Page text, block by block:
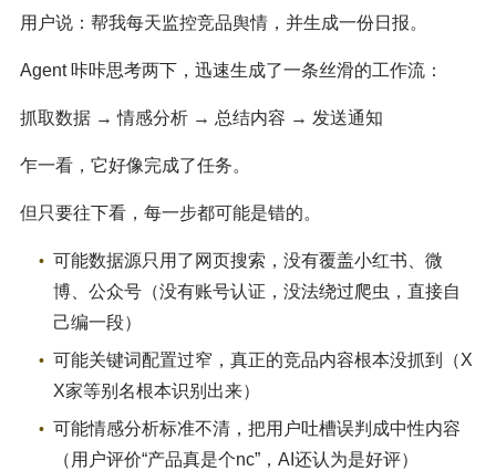
用户说：帮我每天监控竞品舆情，并生成一份日报。
Agent 咔咔思考两下，迅速生成了一条丝滑的工作流：
抓取数据 → 情感分析 → 总结内容 → 发送通知
乍一看，它好像完成了任务。
但只要往下看，每一步都可能是错的。
可能数据源只用了网页搜索，没有覆盖小红书、微
博、公众号（没有账号认证，没法绕过爬虫，直接自
己编一段）
可能关键词配置过窄，真正的竞品内容根本没抓到（X
X家等别名根本识别出来）
可能情感分析标准不清，把用户吐槽误判成中性内容
（用户评价“产品真是个nc”，AI还认为是好评）